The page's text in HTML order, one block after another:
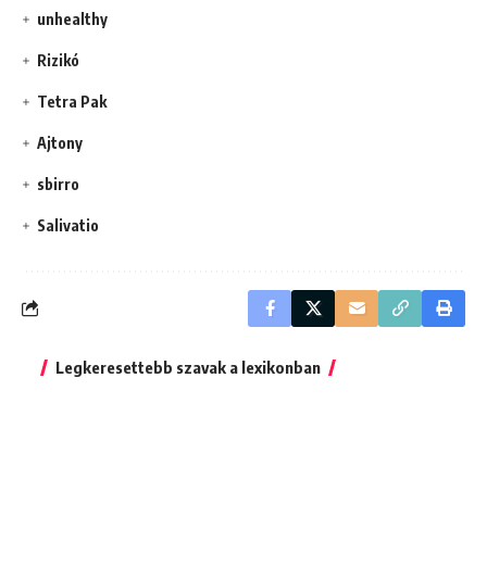
unhealthy
Rizikó
Tetra Pak
Ajtony
sbirro
Salivatio
Legkeresettebb szavak a lexikonban